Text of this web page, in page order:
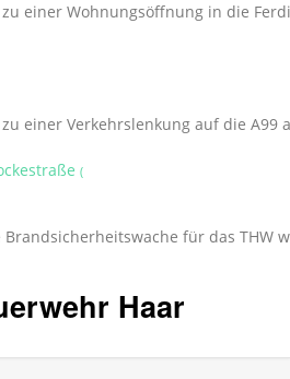
einer Wohnungsöffnung in die
einer Verkehrslenkung auf die A99
(
Brandsicherheitswache für das
Haar